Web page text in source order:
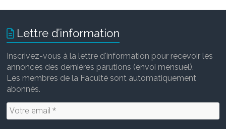
Lettre d’information
Inscrivez-vous à la lettre d'information pour recevoir les
annonces des dernières parutions (envoi mensuel).
Les membres de la Faculté sont automatiquement
abonnés.